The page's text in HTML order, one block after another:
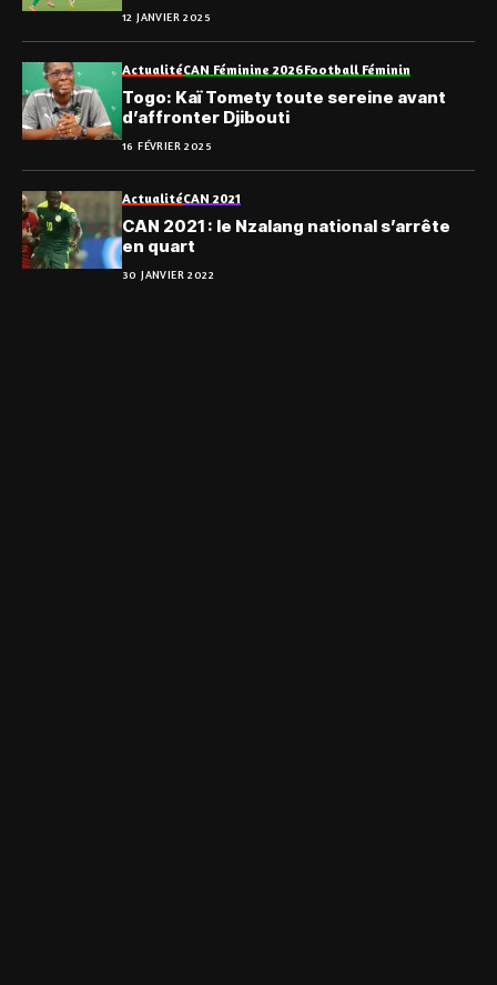
12 JANVIER 2025
ActualitéCAN Féminine 2026Football Féminin
Togo: Kaï Tomety toute sereine avant
d’affronter Djibouti
16 FÉVRIER 2025
ActualitéCAN 2021
CAN 2021 : le Nzalang national s’arrête
en quart
30 JANVIER 2022